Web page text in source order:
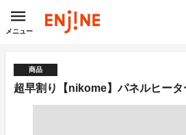
メニュー
商品
超早割り【nikome】パネルヒータ